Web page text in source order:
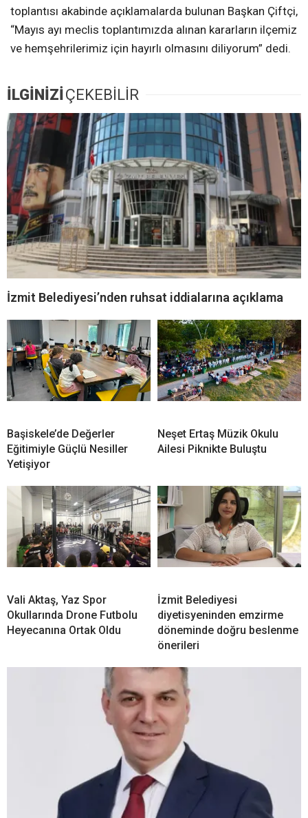
toplantısı akabinde açıklamalarda bulunan Başkan Çiftçi,
“Mayıs ayı meclis toplantımızda alınan kararların ilçemiz
ve hemşehrilerimiz için hayırlı olmasını diliyorum” dedi.
İLGİNİZİÇEKEBİLİR
İzmit Belediyesi’nden ruhsat iddialarına açıklama
Başiskele’de Değerler
Eğitimiyle Güçlü Nesiller
Yetişiyor
Neşet Ertaş Müzik Okulu
Ailesi Piknikte Buluştu
Vali Aktaş, Yaz Spor
Okullarında Drone Futbolu
Heyecanına Ortak Oldu
İzmit Belediyesi
diyetisyeninden emzirme
döneminde doğru beslenme
önerileri